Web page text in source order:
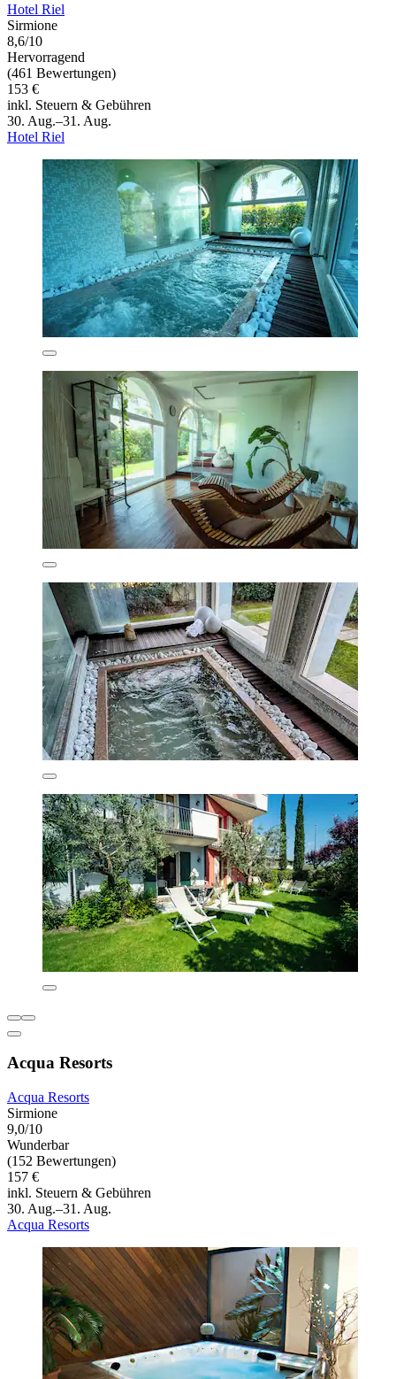
Hotel Riel
Sirmione
8,6/10
Hervorragend
(461 Bewertungen)
153 €
inkl. Steuern & Gebühren
30. Aug.–31. Aug.
Hotel Riel
Acqua Resorts
Acqua Resorts
Sirmione
9,0/10
Wunderbar
(152 Bewertungen)
157 €
inkl. Steuern & Gebühren
30. Aug.–31. Aug.
Acqua Resorts